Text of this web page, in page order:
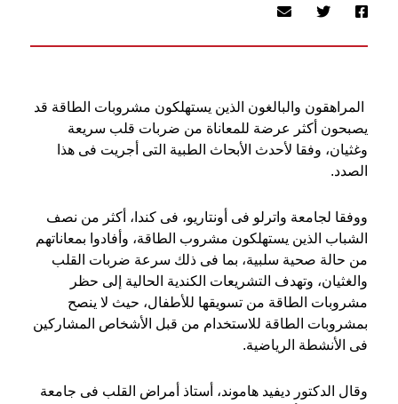
المراهقون والبالغون الذين يستهلكون مشروبات الطاقة قد
يصبحون أكثر عرضة للمعاناة من ضربات قلب سريعة
وغثيان، وفقا لأحدث الأبحاث الطبية التى أجريت فى هذا
الصدد.
ووفقا لجامعة واترلو فى أونتاريو، فى كندا، أكثر من نصف
الشباب الذين يستهلكون مشروب الطاقة، وأفادوا بمعاناتهم
من حالة صحية سلبية، بما فى ذلك سرعة ضربات القلب
والغثيان، وتهدف التشريعات الكندية الحالية إلى حظر
مشروبات الطاقة من تسويقها للأطفال، حيث لا ينصح
بمشروبات الطاقة للاستخدام من قبل الأشخاص المشاركين
فى الأنشطة الرياضية.
وقال الدكتور ديفيد هاموند، أستاذ أمراض القلب فى جامعة